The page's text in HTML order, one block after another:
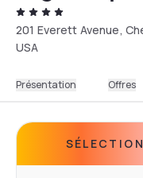
201 Everett Avenue,
USA
Présentation Offres